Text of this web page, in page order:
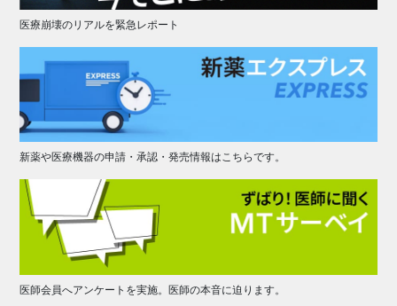
医療崩壊のリアルを緊急レポート
新薬や医療機器の申請・承認・発売情報はこちらです。
医師会員へアンケートを実施。医師の本音に迫ります。